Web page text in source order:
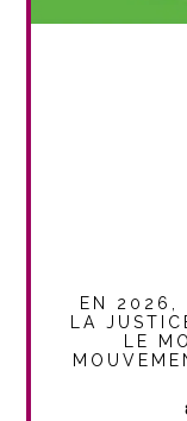
EN 2026,
LA
LE